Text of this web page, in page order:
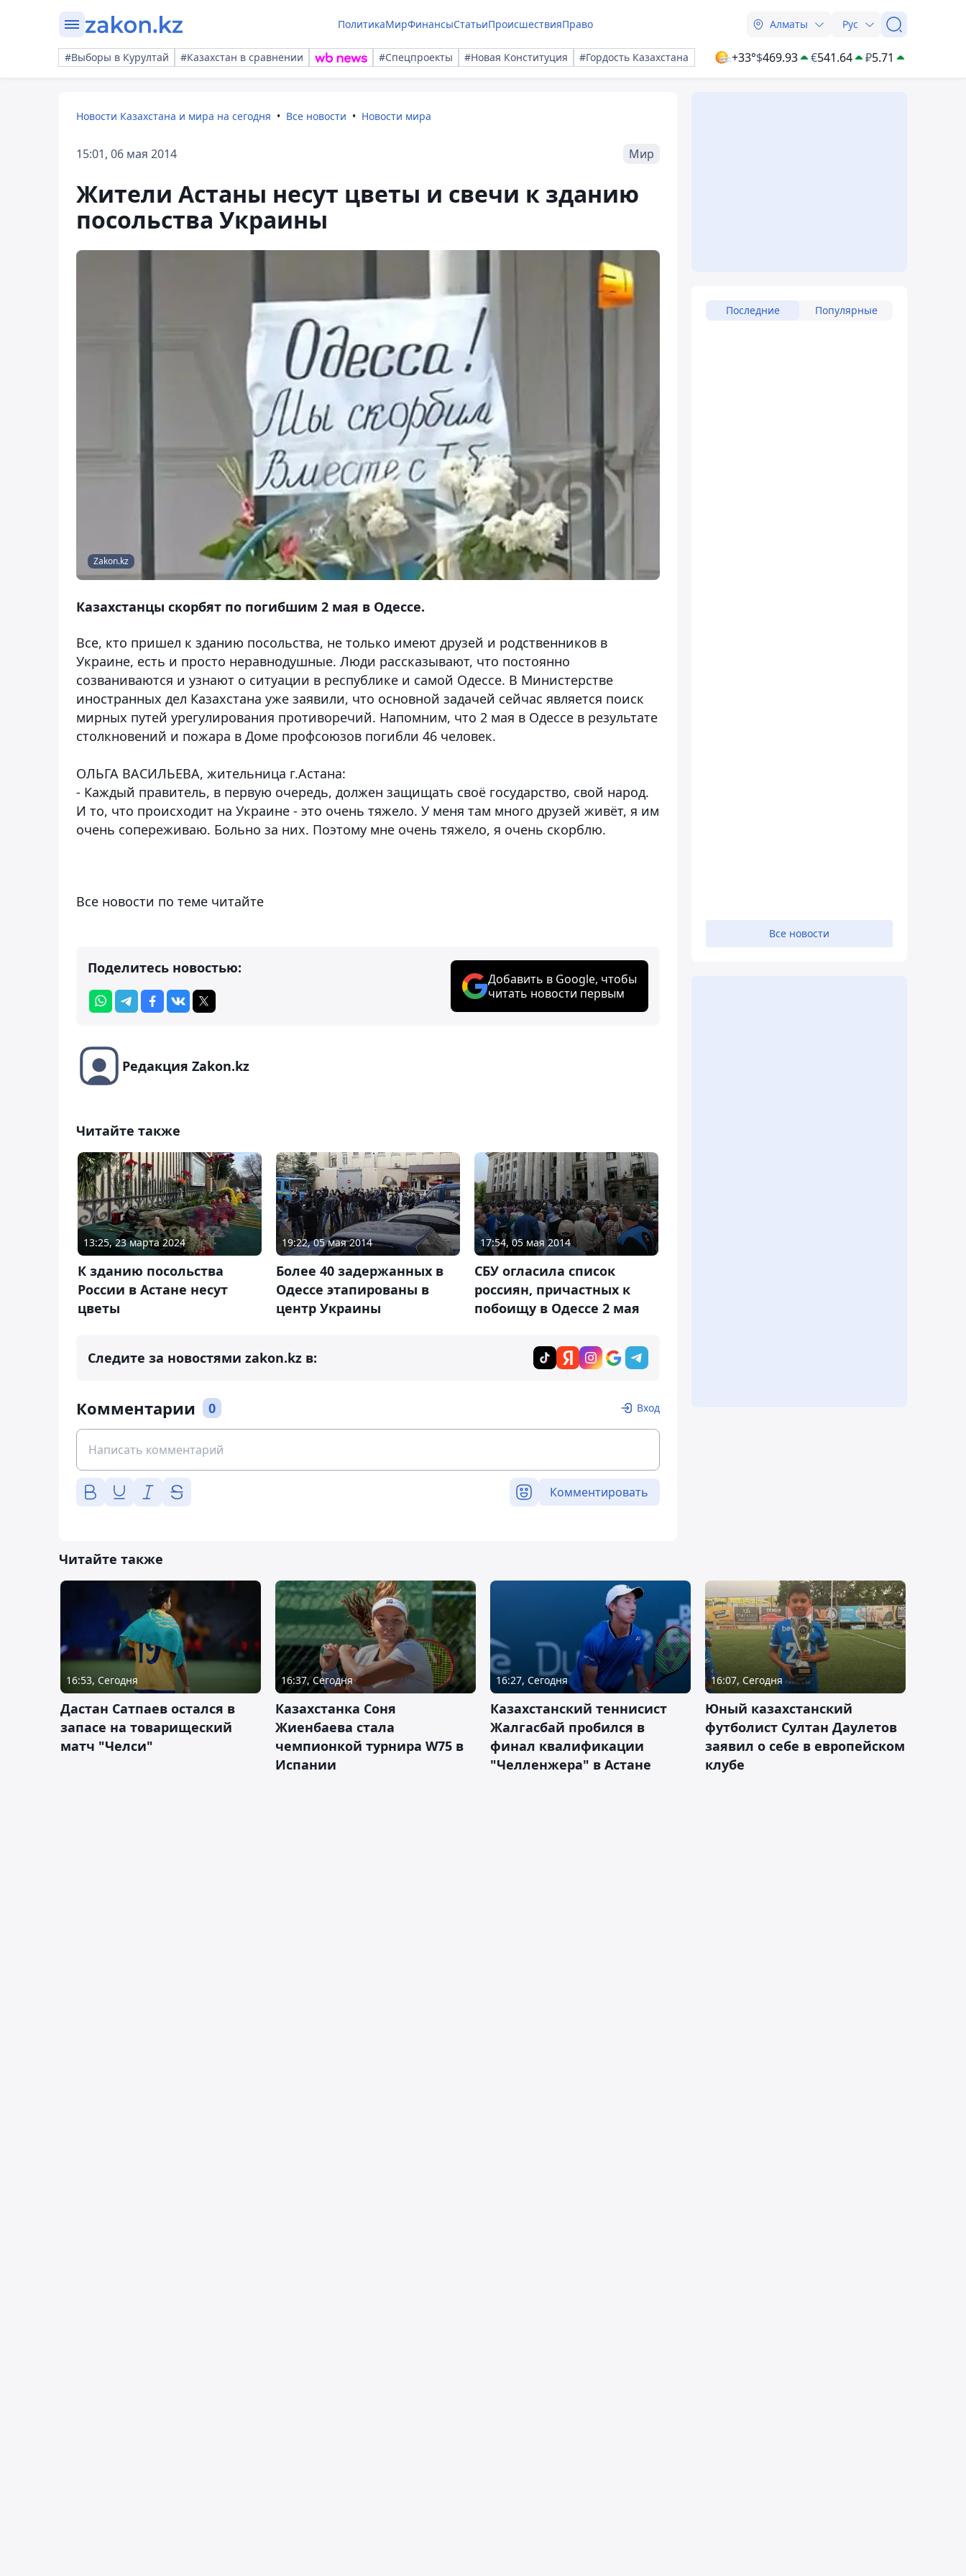
ПолитикаМирФинансыСтатьиПроисшествияПраво Алматы Рус
#Выборы в Курултай #Казахстан в сравнении #Спецпроекты #Новая Конституция #Гордость Казахстана +33°$469.93 €541.64 ₽5.71
Новости Казахстана и мира на сегодня Все новости Новости мира
15:01, 06 мая 2014 Мир
Жители Астаны несут цветы и свечи к зданию
посольства Украины
Zakon.kz
Казахстанцы скорбят по погибшим 2 мая в Одессе.
Все, кто пришел к зданию посольства, не только имеют друзей и родственников в
Украине, есть и просто неравнодушные. Люди рассказывают, что постоянно
созваниваются и узнают о ситуации в республике и самой Одессе. В Министерстве
иностранных дел Казахстана уже заявили, что основной задачей сейчас является поиск
мирных путей урегулирования противоречий. Напомним, что 2 мая в Одессе в результате
столкновений и пожара в Доме профсоюзов погибли 46 человек.
ОЛЬГА ВАСИЛЬЕВА, жительница г.Астана:
- Каждый правитель, в первую очередь, должен защищать своё государство, свой народ.
И то, что происходит на Украине - это очень тяжело. У меня там много друзей живёт, я им
очень сопереживаю. Больно за них. Поэтому мне очень тяжело, я очень скорблю.
Все новости по теме читайте
Поделитесь новостью:
Добавить в Google, чтобы
читать новости первым
Редакция Zakon.kz
Читайте также
13:25, 23 марта 2024
К зданию посольства
России в Астане несут
цветы
19:22, 05 мая 2014
Более 40 задержанных в
Одессе этапированы в
центр Украины
17:54, 05 мая 2014
СБУ огласила список
россиян, причастных к
побоищу в Одессе 2 мая
Следите за новостями zakon.kz в:
Комментарии 0 Вход
Комментировать
Последние Популярные
Все новости
Читайте также
16:53, Сегодня
Дастан Сатпаев остался в
запасе на товарищеский
матч "Челси"
16:37, Сегодня
Казахстанка Соня
Жиенбаева стала
чемпионкой турнира W75 в
Испании
16:27, Сегодня
Казахстанский теннисист
Жалгасбай пробился в
финал квалификации
"Челленжера" в Астане
16:07, Сегодня
Юный казахстанский
футболист Султан Даулетов
заявил о себе в европейском
клубе